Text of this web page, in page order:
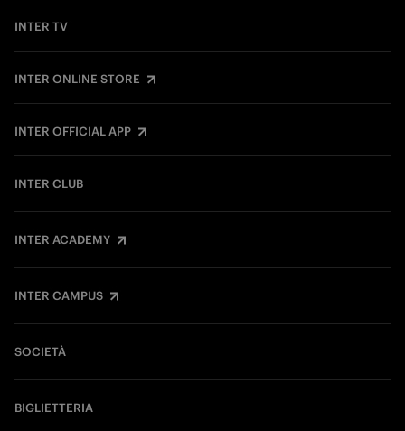
INTER TV
INTER ONLINE STORE
INTER OFFICIAL APP
INTER CLUB
INTER ACADEMY
INTER CAMPUS
SOCIETÀ
BIGLIETTERIA